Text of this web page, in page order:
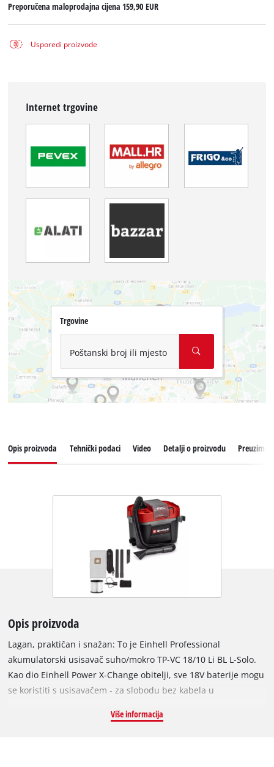
Preporučena maloprodajna cijena159,90 EUR
Usporedi proizvode
Internet trgovine
Trgovine
Poštanski broj ili mjesto
Opis proizvoda Tehnički podaci Video Detalji o proizvodu
Opis proizvoda
Lagan, praktičan i snažan: To je Einhell Professional
akumulatorski usisavač suho/mokro TP-VC 18/10 Li BL L-Solo.
Kao dio Einhell Power X-Change obitelji, sve 18V baterije mogu
se koristiti s usisavačem - za slobodu bez kabela u
Einhell Brushless motor bez četkica. Ovaj motor bez četkica
Više informacija